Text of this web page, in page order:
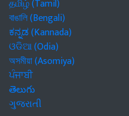
தமிழ் (Tamil)
বাঙালি (Bengali)
ಕನ್ನಡ (Kannada)
ଓଡିଆ (Odia)
অসমীয়া (Asomiya)
ਪੰਜਾਬੀ
తెలుగు
ગુજરાતી